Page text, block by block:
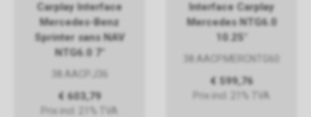
Carplay Interface
Mercedes-Benz
Sprinter sans NAV
NTG6.0 7"
38.AACP.J36
€ 603,79
Prix incl. 21% TVA
Interface Carplay
Mercedes NTG6.0
10.25"
38.AACP.MERCNTG60
€ 599,76
Prix incl. 21% TVA